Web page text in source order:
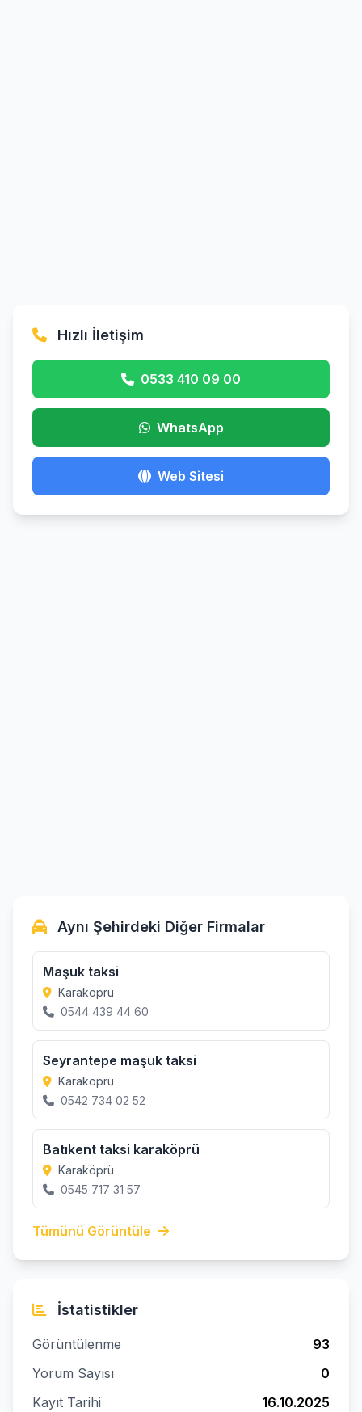
Hızlı İletişim
0533 410 09 00
WhatsApp
Web Sitesi
Aynı Şehirdeki Diğer Firmalar
Maşuk taksi
Karaköprü
0544 439 44 60
Seyrantepe maşuk taksi
Karaköprü
0542 734 02 52
Batıkent taksi karaköprü
Karaköprü
0545 717 31 57
Tümünü Görüntüle
İstatistikler
Görüntülenme
93
Yorum Sayısı
0
Kayıt Tarihi
16.10.2025